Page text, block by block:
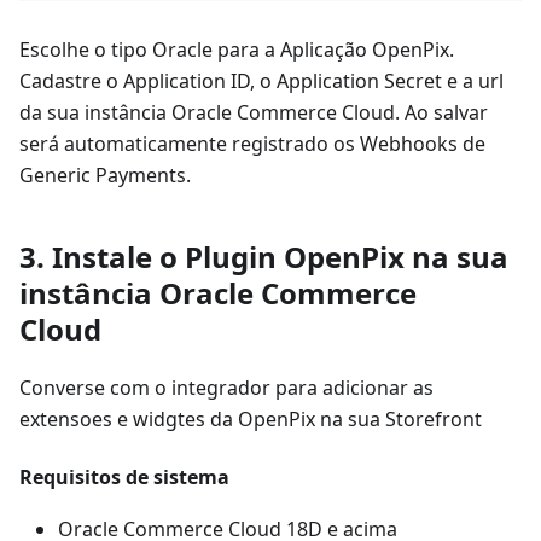
Escolhe o tipo Oracle para a Aplicação OpenPix.
Cadastre o Application ID, o Application Secret e a url
da sua instância Oracle Commerce Cloud. Ao salvar
será automaticamente registrado os Webhooks de
Generic Payments.
3. Instale o Plugin OpenPix na sua
instância Oracle Commerce
Cloud
Converse com o integrador para adicionar as
extensoes e widgtes da OpenPix na sua Storefront
Requisitos de sistema
Oracle Commerce Cloud 18D e acima